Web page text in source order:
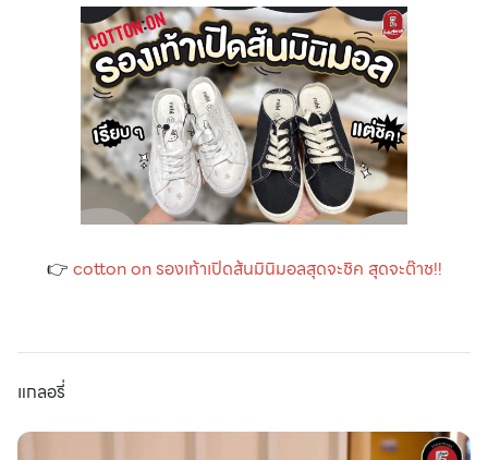
👉 cotton on รองเท้าเปิดส้นมินิมอลสุดจะชิค สุดจะต๊าช!!
แกลอรี่